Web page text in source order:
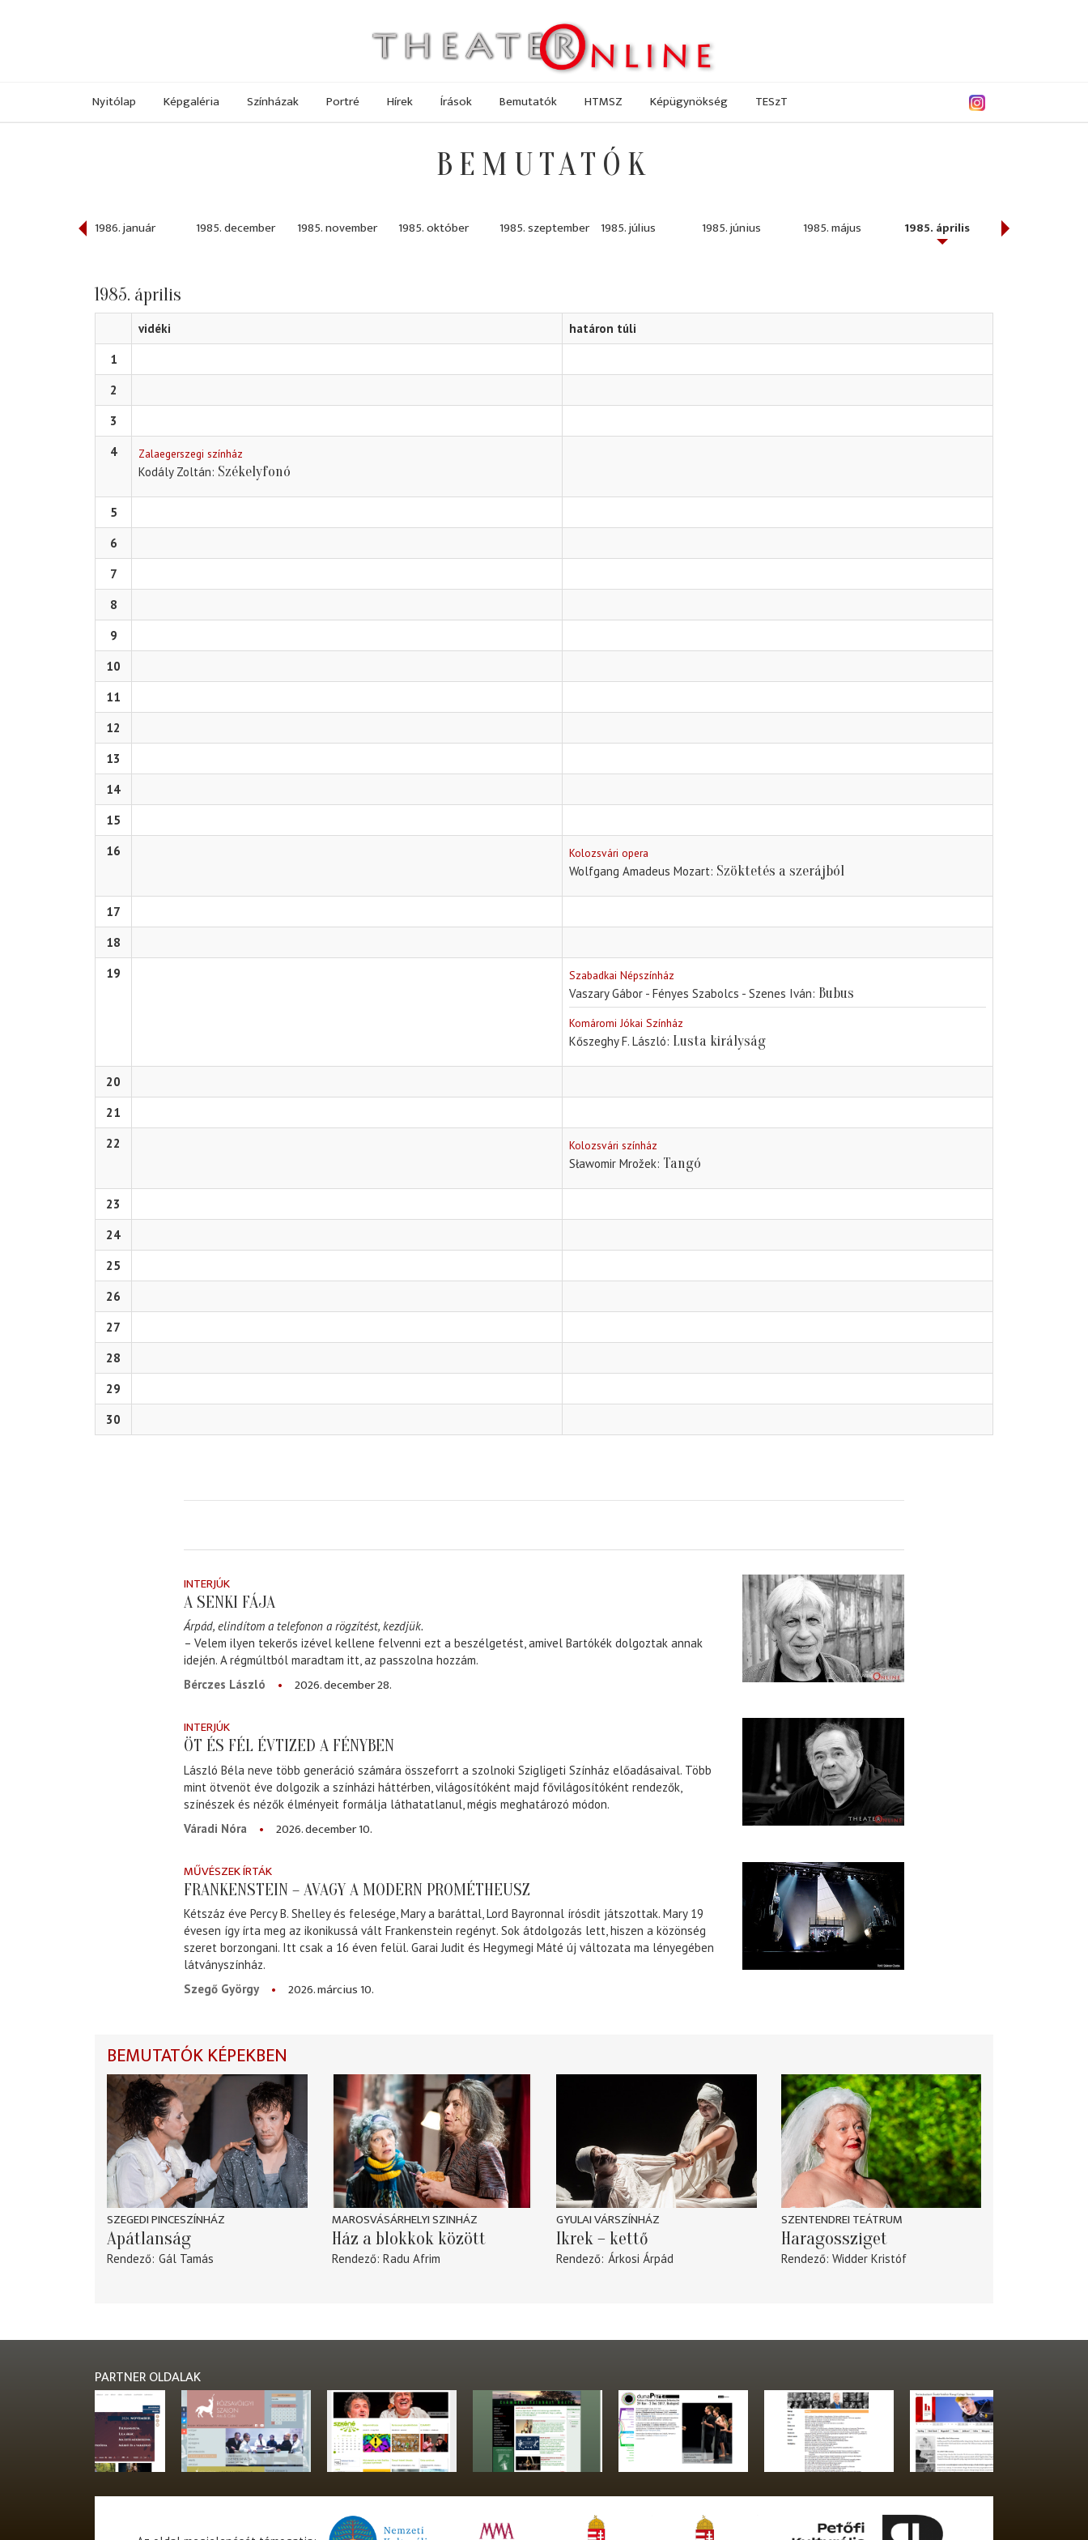
Nyitólap Képgaléria Színházak Portré Hírek Írások Bemutatók HTMSZ Képügynökség TESzT
BEMUTATÓK
1986. január 1985. december 1985. november 1985. október 1985. szeptember 1985. július 1985. június 1985. május 1985. április 1985. március
1985. április
vidéki
határon túli
1
2
3
4
Zalaegerszegi színház
Kodály Zoltán Székelyfonó
5
6
7
8
9
10
11
12
13
14
15
16
Kolozsvári opera
Wolfgang Amadeus Mozart Szöktetés a szerájból
17
18
19
Szabadkai Népszínház
Vaszary Gábor - Fényes Szabolcs - Szenes Iván Bubus
Komáromi Jókai Színház
Kőszeghy F. László Lusta királyság
20
21
22
Kolozsvári színház
Sławomir Mrožek Tangó
23
24
25
26
27
28
29
30
INTERJÚK
A SENKI FÁJA
Árpád, elindítom a telefonon a rögzítést, kezdjük.
– Velem ilyen tekerős izével kellene felvenni ezt a beszélgetést, amivel Bartókék dolgoztak annak
idején. A régmúltból maradtam itt, az passzolna hozzám.
Bérczes László
2026. december 28.
INTERJÚK
ÖT ÉS FÉL ÉVTIZED A FÉNYBEN
László Béla neve több generáció számára összeforrt a szolnoki Szigligeti Színház előadásaival. Több
mint ötvenöt éve dolgozik a színházi háttérben, világosítóként majd fővilágosítóként rendezők,
színészek és nézők élményeit formálja láthatatlanul, mégis meghatározó módon.
Váradi Nóra
2026. december 10.
MŰVÉSZEK ÍRTÁK
FRANKENSTEIN – AVAGY A MODERN PROMÉTHEUSZ
Kétszáz éve Percy B. Shelley és felesége, Mary a baráttal, Lord Bayronnal írósdit játszottak. Mary 19
évesen így írta meg az ikonikussá vált Frankenstein regényt. Sok átdolgozás lett, hiszen a közönség
szeret borzongani. Itt csak a 16 éven felül. Garai Judit és Hegymegi Máté új változata ma lényegében
látványszínház.
Szegő György
2026. március 10.
BEMUTATÓK KÉPEKBEN
SZEGEDI PINCESZÍNHÁZ
Apátlanság
Rendező Gál Tamás
MAROSVÁSÁRHELYI SZINHÁZ
Ház a blokkok között
Rendező Radu Afrim
GYULAI VÁRSZÍNHÁZ
Ikrek – kettő
Rendező Árkosi Árpád
SZENTENDREI TEÁTRUM
Haragossziget
Rendező Widder Kristóf
PARTNER OLDALAK